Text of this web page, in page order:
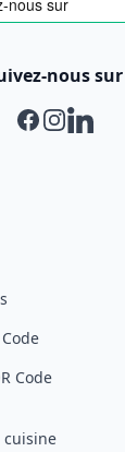
nous sur
Facebook
Instagram
Linkedin
Code
cuisine